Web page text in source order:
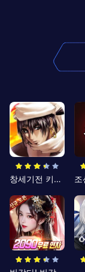
창세기전 키우기